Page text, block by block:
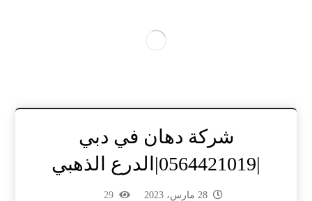
شركة دهان في دبي
|0564421019|الدرع الذهبي
28 مارس، 2023 29